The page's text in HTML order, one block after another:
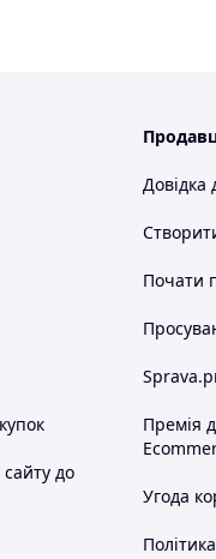
до
Довідка
Почати
Премія
Угода